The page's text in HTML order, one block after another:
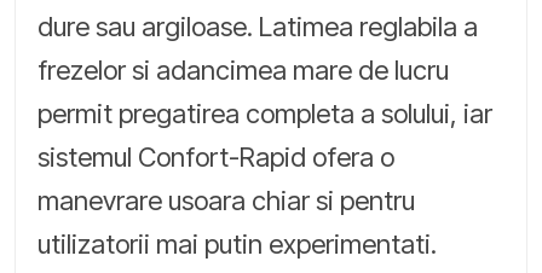
dure sau argiloase. Latimea reglabila a
frezelor si adancimea mare de lucru
permit pregatirea completa a solului, iar
sistemul Confort-Rapid ofera o
manevrare usoara chiar si pentru
utilizatorii mai putin experimentati.